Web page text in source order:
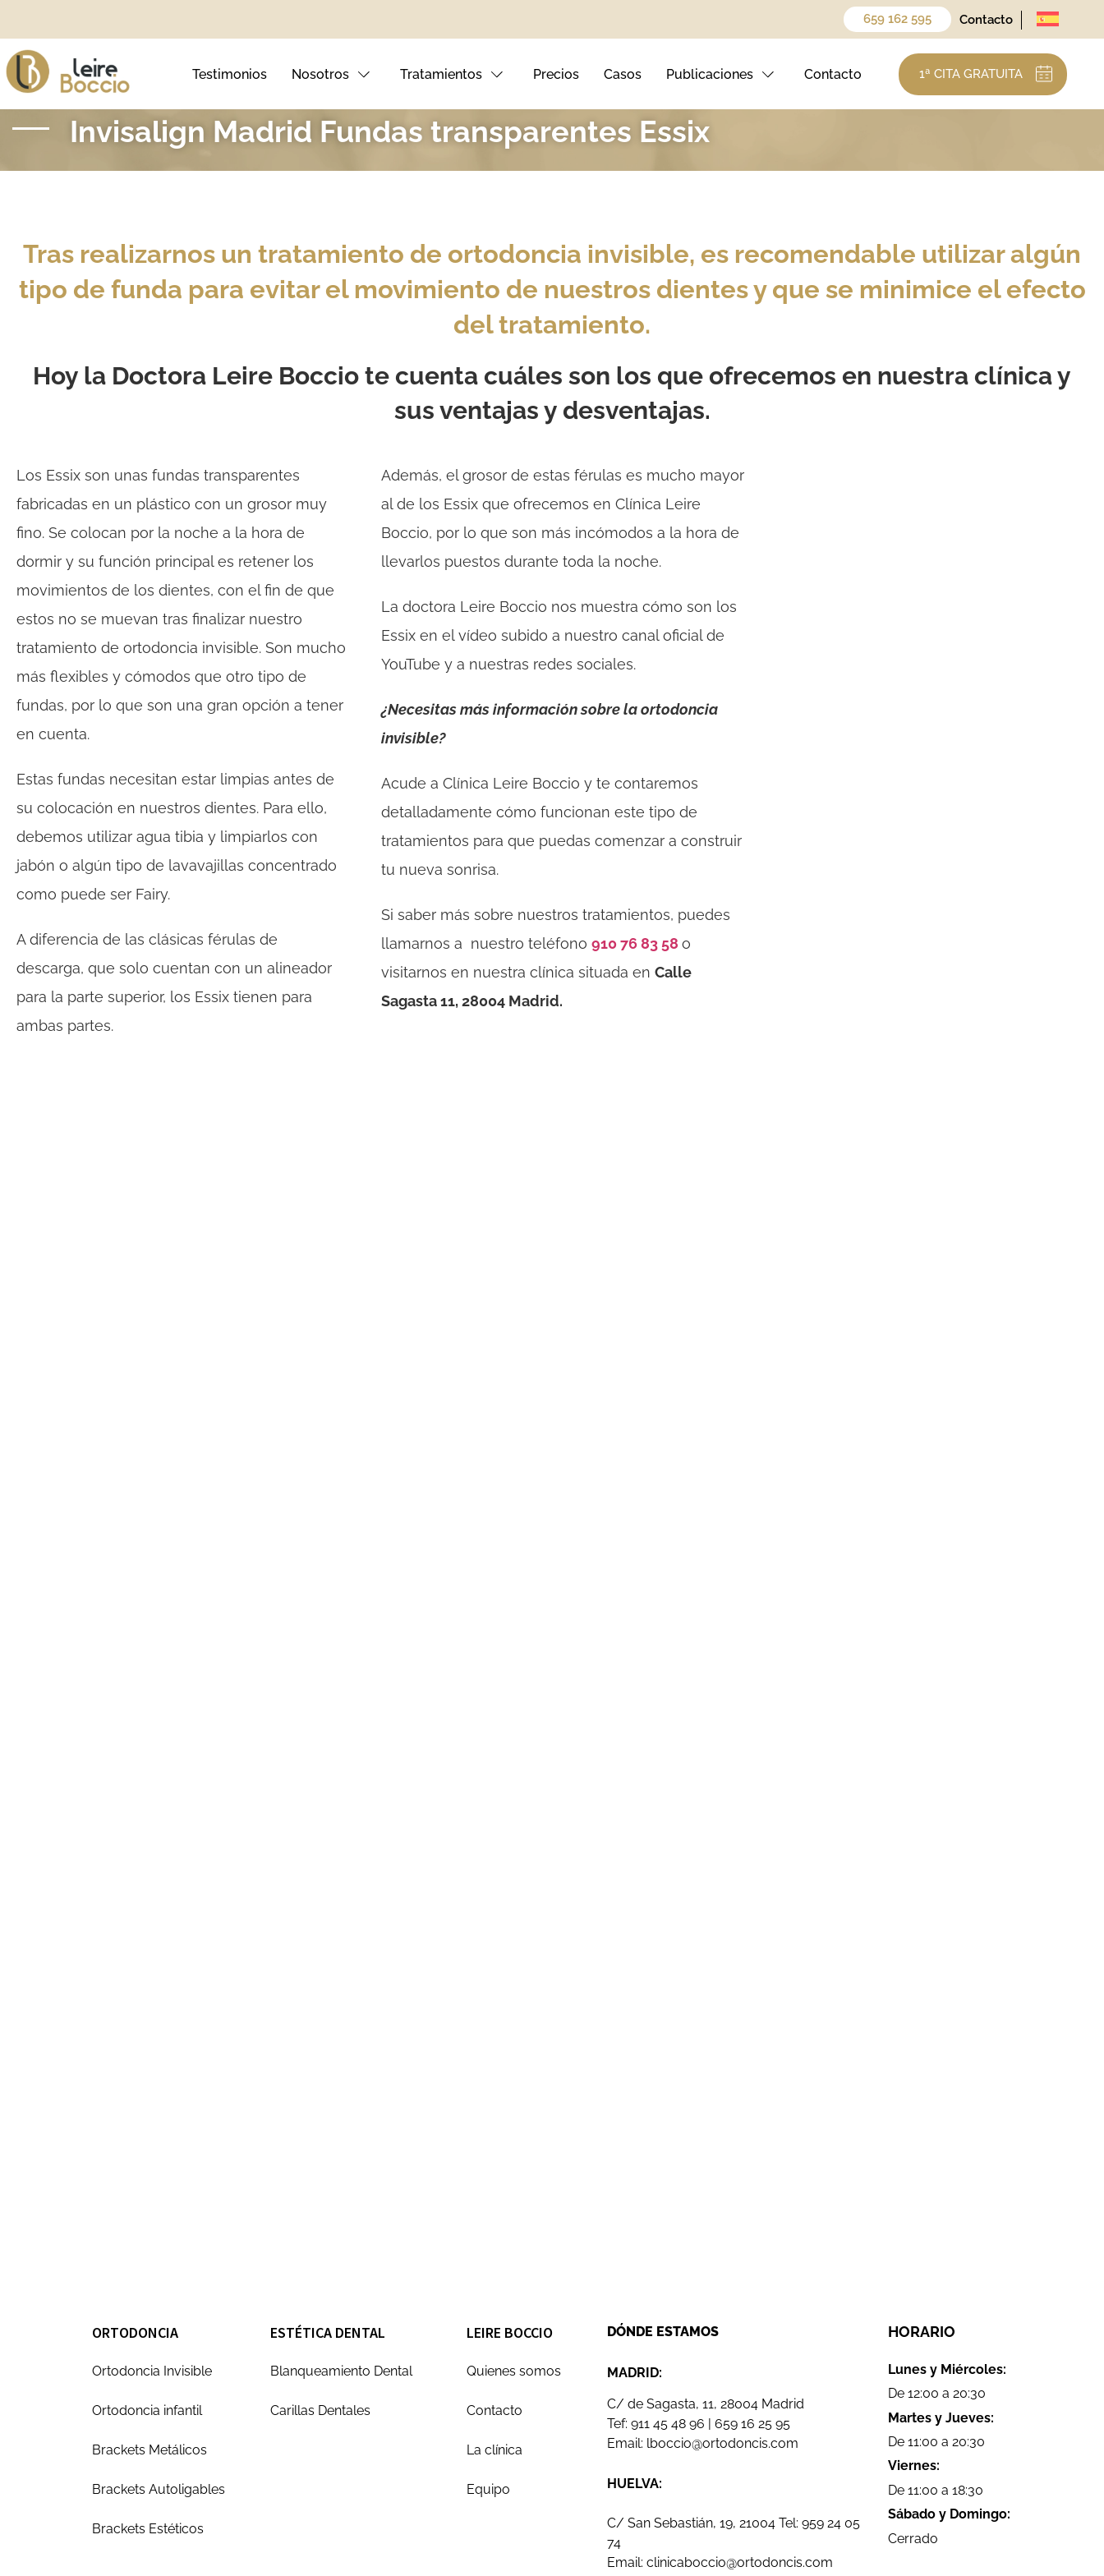
659 162 595 Contacto
Testimonios Nosotros Tratamientos
Brackets Metálicos
Brackets Autoligables
Sonrisa Gingival
Precios Casos Publicaciones Contacto 1ª CITA GRATUITA
Invisalign Madrid Fundas transparentes Essix
Tras realizarnos un tratamiento de ortodoncia invisible, es recomendable utilizar algún
tipo de funda para evitar el movimiento de nuestros dientes y que se minimice el efecto
del tratamiento.
Hoy la Doctora Leire Boccio te cuenta cuáles son los que ofrecemos en nuestra clínica y
sus ventajas y desventajas.
Los Essix son unas fundas transparentes
fabricadas en un plástico con un grosor muy
fino. Se colocan por la noche a la hora de
dormir y su función principal es retener los
movimientos de los dientes, con el fin de que
estos no se muevan tras finalizar nuestro
tratamiento de ortodoncia invisible. Son mucho
más flexibles y cómodos que otro tipo de
fundas, por lo que son una gran opción a tener
en cuenta.
Estas fundas necesitan estar limpias antes de
su colocación en nuestros dientes. Para ello,
debemos utilizar agua tibia y limpiarlos con
jabón o algún tipo de lavavajillas concentrado
como puede ser Fairy.
A diferencia de las clásicas férulas de
descarga, que solo cuentan con un alineador
para la parte superior, los Essix tienen para
ambas partes.
Además, el grosor de estas férulas es mucho mayor
al de los Essix que ofrecemos en Clínica Leire
Boccio, por lo que son más incómodos a la hora de
llevarlos puestos durante toda la noche.
La doctora Leire Boccio nos muestra cómo son los
Essix en el vídeo subido a nuestro canal oficial de
YouTube y a nuestras redes sociales.
¿Necesitas más información sobre la ortodoncia
invisible?
Acude a Clínica Leire Boccio y te contaremos
detalladamente cómo funcionan este tipo de
tratamientos para que puedas comenzar a construir
tu nueva sonrisa.
Si saber más sobre nuestros tratamientos, puedes
llamarnos a nuestro teléfono 910 76 83 58 o
visitarnos en nuestra clínica situada en Calle
Sagasta 11, 28004 Madrid.
ORTODONCIA
Ortodoncia Invisible
Ortodoncia infantil
Brackets Metálicos
Brackets Autoligables
Brackets Estéticos
ESTÉTICA DENTAL
Blanqueamiento Dental
Carillas Dentales
LEIRE BOCCIO
Quienes somos
Contacto
La clínica
Equipo
DÓNDE ESTAMOS
MADRID:
C/ de Sagasta, 11, 28004 Madrid
Tef: 911 45 48 96
659 16 25 95
Email: lboccio@ortodoncis.com
HUELVA:
C/ San Sebastián, 19, 21004 Tel: 959 24 05
74
Email: clinicaboccio@ortodoncis.com
HORARIO
Lunes y Miércoles:
De 12:00 a 20:30
Martes y Jueves:
De 11:00 a 20:30
Viernes:
De 11:00 a 18:30
Sábado y Domingo:
Cerrado